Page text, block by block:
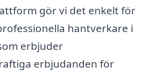
gör vi det enkelt för
hantverkare i
erbjuder
erbjudanden för